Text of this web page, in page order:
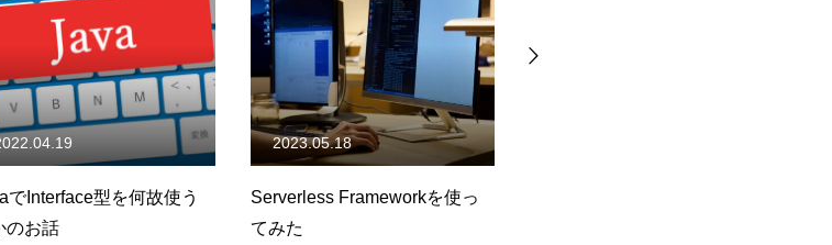
Frameworkを使っ
た
「NetflixがReactやめて50%高
速化」という記事が話題なの
2017.11.02